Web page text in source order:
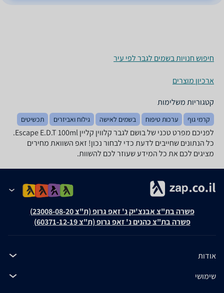
חיפוש חנויות בשמים לגבר לפי עיר
ארכיון מוצרים
קטגוריות משלימות
קרמי גוף ערכות טיפוח בשמים לאישה גילוח ואביזרים תכשיטים
לפניכם מפרט טכני של בושם לגבר קלווין קליין Escape E.D.T 100ml.
כל הנתונים שחייבים לדעת כדי לבחור נכון! זאפ השוואת מחירים
מציגים לכם את כל המידע שעוזר לכם להשוות.
פשרה בת"צ אבנצ'יק נ' זאפ גרופ (ת"צ 23008-08-20)
פשרה בת"צ כהנים נ' זאפ גרופ (ת"צ 60371-12-19)
אודות
שימושי